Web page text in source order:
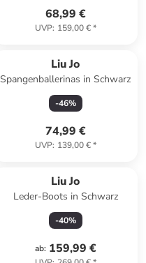
68,99 €
UVP: 159,00 €*
Liu Jo
Spangenballerinas in Schwarz
-46%
74,99 €
UVP: 139,00 €*
Liu Jo
Leder-Boots in Schwarz
-40%
ab: 159,99 €